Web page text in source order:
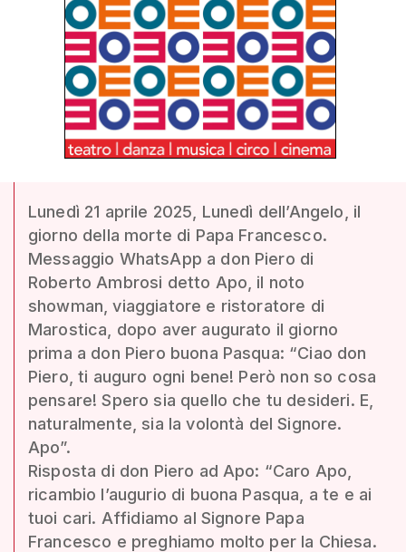
Lunedì 21 aprile 2025, Lunedì dell’Angelo, il
giorno della morte di Papa Francesco.
Messaggio WhatsApp a don Piero di
Roberto Ambrosi detto Apo, il noto
showman, viaggiatore e ristoratore di
Marostica, dopo aver augurato il giorno
prima a don Piero buona Pasqua: “Ciao don
Piero, ti auguro ogni bene! Però non so cosa
pensare! Spero sia quello che tu desideri. E,
naturalmente, sia la volontà del Signore.
Apo”.
Risposta di don Piero ad Apo: “Caro Apo,
ricambio l’augurio di buona Pasqua, a te e ai
tuoi cari. Affidiamo al Signore Papa
Francesco e preghiamo molto per la Chiesa.